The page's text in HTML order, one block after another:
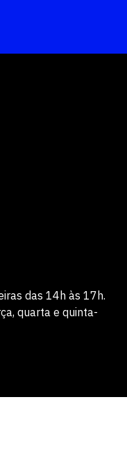
das 14h às 17h.
quarta e quinta-